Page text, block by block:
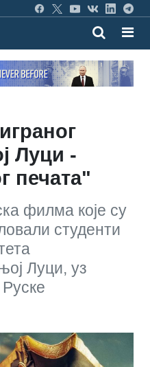
Луци -
печата"
филма које су
студенти
Луци, уз